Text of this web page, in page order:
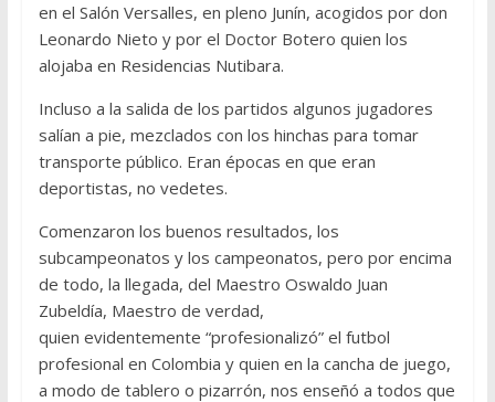
en el Salón Versalles, en pleno Junín, acogidos por don
Leonardo Nieto y por el Doctor Botero quien los
alojaba en Residencias Nutibara.
Incluso a la salida de los partidos algunos jugadores
salían a pie, mezclados con los hinchas para tomar
transporte público. Eran épocas en que eran
deportistas, no vedetes.
Comenzaron los buenos resultados, los
subcampeonatos y los campeonatos, pero por encima
de todo, la llegada, del Maestro Oswaldo Juan
Zubeldía, Maestro de verdad,
quien evidentemente “profesionalizó” el futbol
profesional en Colombia y quien en la cancha de juego,
a modo de tablero o pizarrón, nos enseñó a todos que